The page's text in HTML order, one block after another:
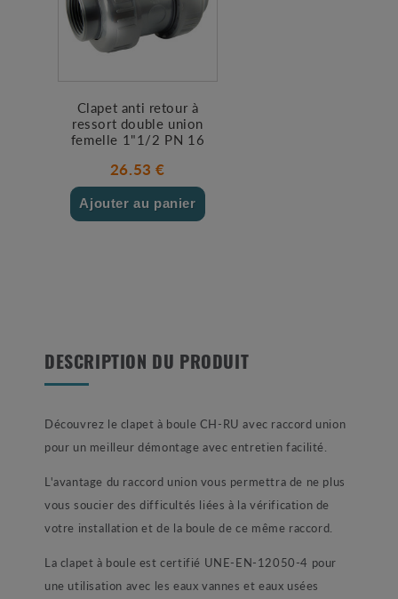
Clapet anti retour à
ressort double union
femelle 1"1/2 PN 16
26.53 €
Ajouter au panier
DESCRIPTION DU PRODUIT
Découvrez le clapet à boule CH-RU avec raccord union
pour un meilleur démontage avec entretien facilité.
L'avantage du raccord union vous permettra de ne plus
vous soucier des difficultés liées à la vérification de
votre installation et de la boule de ce même raccord.
La clapet à boule est certifié UNE-EN-12050-4 pour
une utilisation avec les eaux vannes et eaux usées